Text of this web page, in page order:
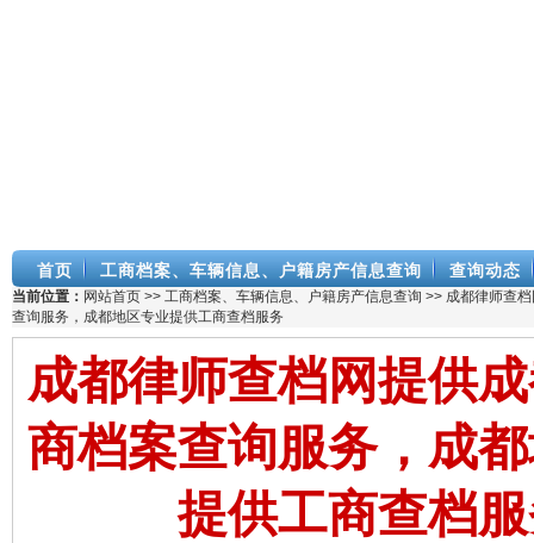
首页 工商档案、车辆信息、户籍房产信息查询 查询动态
当前位置： 网站首页 >> 工商档案、车辆信息、户籍房产信息查询 >> 成都律师查
查询服务，成都地区专业提供工商查档服务
成都律师查档网提供
商档案查询服务，成
提供工商查档